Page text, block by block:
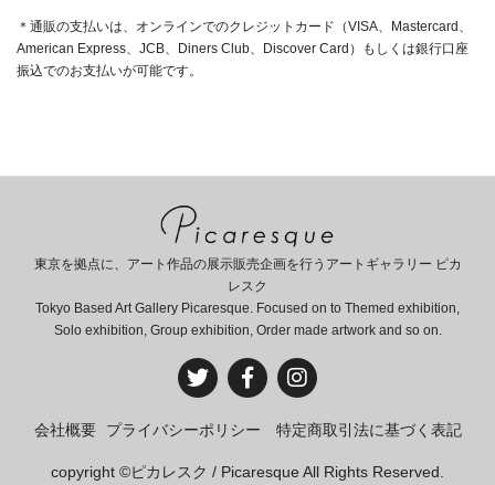
＊通販の支払いは、オンラインでのクレジットカード（VISA、Mastercard、
American Express、JCB、Diners Club、Discover Card）もしくは銀行口座
振込でのお支払いが可能です。
東京を拠点に、アート作品の展示販売企画を行うアートギャラリー ピカ
レスク
Tokyo Based Art Gallery Picaresque. Focused on to Themed exhibition,
Solo exhibition, Group exhibition, Order made artwork and so on.
会社概要 プライバシーポリシー 特定商取引法に基づく表記
copyright ©ピカレスク / Picaresque All Rights Reserved.